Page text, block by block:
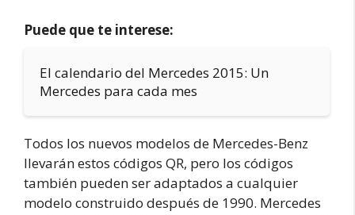
Puede que te interese:
El calendario del Mercedes 2015: Un
Mercedes para cada mes
Todos los nuevos modelos de Mercedes-Benz
llevarán estos códigos QR, pero los códigos
también pueden ser adaptados a cualquier
modelo construido después de 1990. Mercedes